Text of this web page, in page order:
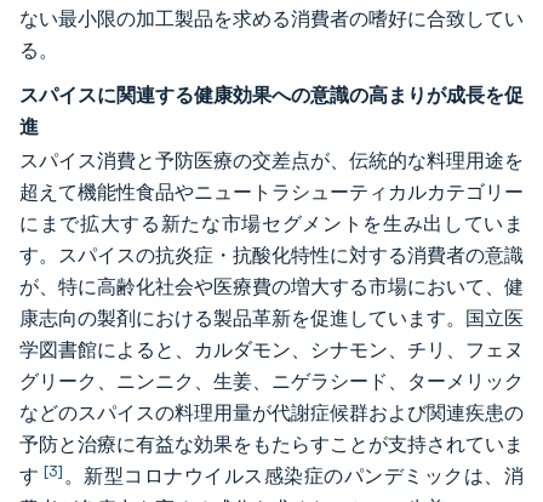
ない最小限の加工製品を求める消費者の嗜好に合致してい
る。
スパイスに関連する健康効果への意識の高まりが成長を促
進
スパイス消費と予防医療の交差点が、伝統的な料理用途を
超えて機能性食品やニュートラシューティカルカテゴリー
にまで拡大する新たな市場セグメントを生み出していま
す。スパイスの抗炎症・抗酸化特性に対する消費者の意識
が、特に高齢化社会や医療費の増大する市場において、健
康志向の製剤における製品革新を促進しています。国立医
学図書館によると、カルダモン、シナモン、チリ、フェヌ
グリーク、ニンニク、生姜、ニゲラシード、ターメリック
などのスパイスの料理用量が代謝症候群および関連疾患の
予防と治療に有益な効果をもたらすことが支持されていま
す[3]。新型コロナウイルス感染症のパンデミックは、消